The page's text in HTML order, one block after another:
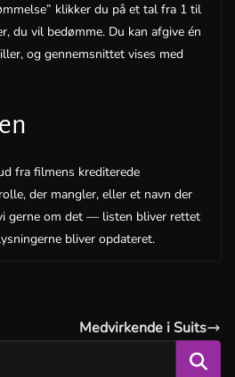
klikker du på et tal fra 1 til
du vil bedømme. Du kan afgive én
og gennemsnittet vises med
fra filmens krediterede
der mangler, eller et navn der
gerne om det — listen bliver rettet
bliver opdateret.
Medvirkende i Suits